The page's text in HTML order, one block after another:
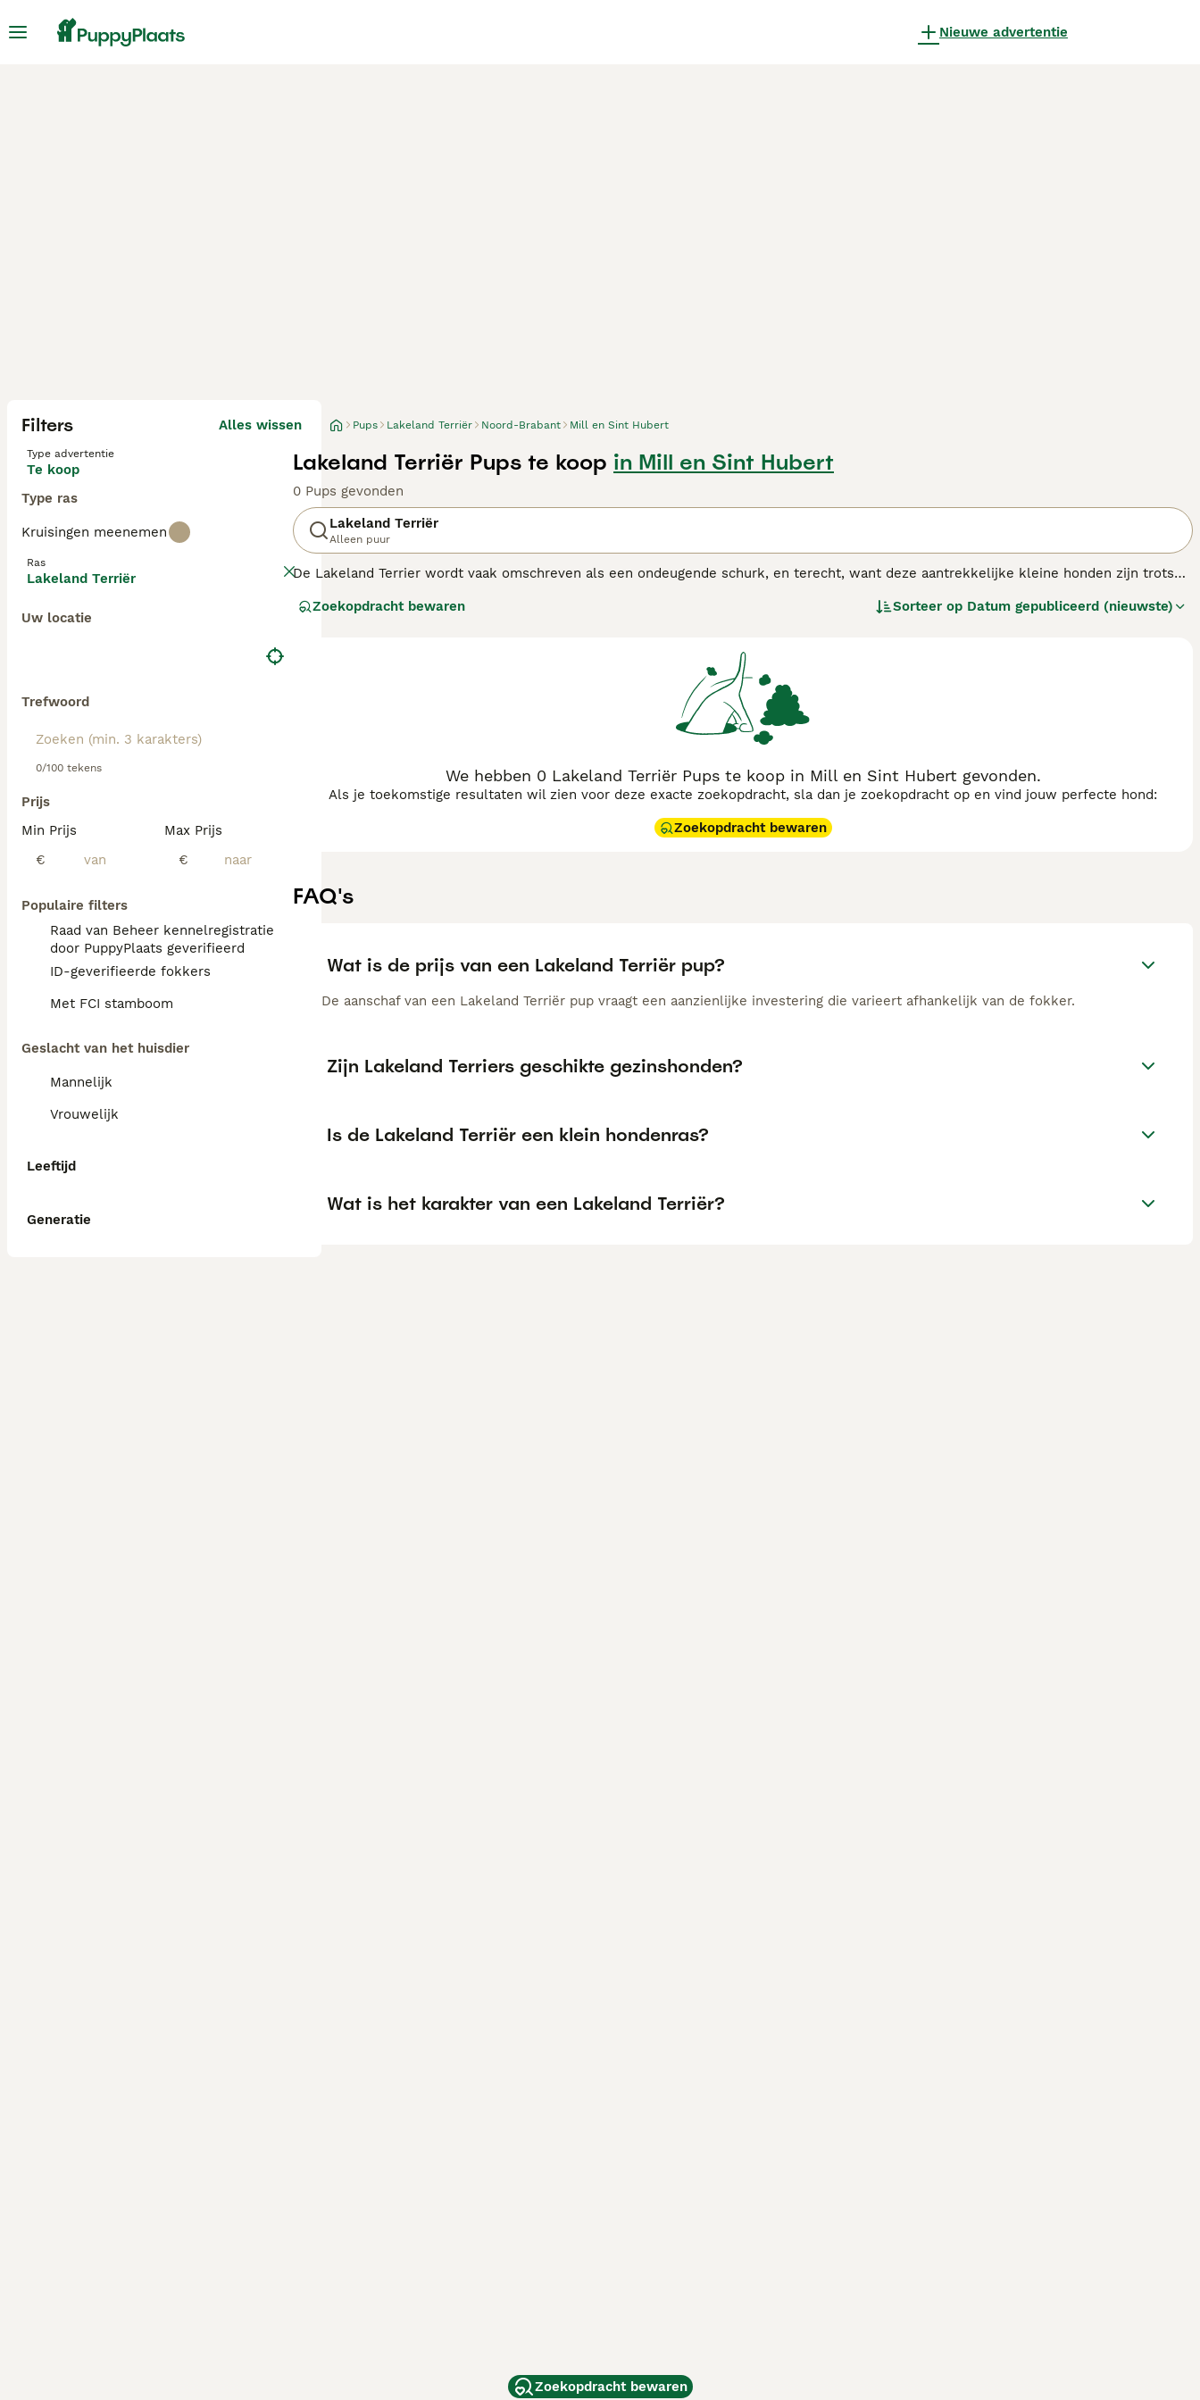
Nieuwe advertentie
Filters Alles wissen
Type advertentie
Te koop
Type ras
Kruisingen meenemen
Ras
Lakeland Terriër
Uw locatie
Trefwoord
0/100 tekens
Prijs
Min Prijs
€
Max Prijs
€
Populaire filters
Raad van Beheer kennelregistratie
door PuppyPlaats geverifieerd
ID-geverifieerde fokkers
Met FCI stamboom
Geslacht van het huisdier
Mannelijk
Vrouwelijk
Leeftijd
Generatie
Pups Lakeland Terriër Noord-Brabant Mill en Sint Hubert
Lakeland Terriër Pups te koop in Mill en Sint Hubert
0 Pups gevonden
Lakeland Terriër
Alleen puur
De Lakeland Terrier wordt vaak omschreven als een ondeugende schurk, en terecht, want deze aantrekkelijke kleine honden zijn trots
werkomgeving als in een gezinsomgeving, mits ze genoeg te doen krijgen en dagelijks veel lichaamsbeweging hebben. Het zijn
Zoekopdracht bewaren Sorteer op Datum gepubliceerd (nieuwste)
We hebben 0 Lakeland Terriër Pups te koop in Mill en Sint Hubert gevonden.
Als je toekomstige resultaten wil zien voor deze exacte zoekopdracht, sla dan je zoekopdracht op en vind jouw perfecte hond:
Zoekopdracht bewaren
FAQ's
Wat is de prijs van een Lakeland Terriër pup?
De aanschaf van een Lakeland Terriër pup vraagt een aanzienlijke investering die varieert afhankelijk van de fokker.
Zijn Lakeland Terriers geschikte gezinshonden?
Is de Lakeland Terriër een klein hondenras?
Wat is het karakter van een Lakeland Terriër?
Zoekopdracht bewaren